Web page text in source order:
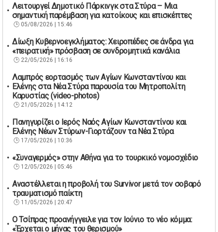
Λειτουργεί Δημοτικό Πάρκινγκ στα Στύρα – Μια
σημαντική παρέμβαση για κατοίκους και επισκέπτες
05/08/2026 | 15:46
Δίωξη Κυβερνοεγκλήματος: Χειροπέδες σε άνδρα για
«πειρατική» πρόσβαση σε συνδρομητικά κανάλια
22/05/2026 | 16:16
Λαμπρός εορτασμός των Αγίων Κωνσταντίνου και
Ελένης στα Νέα Στύρα παρουσία του Μητροπολίτη
Καρυστίας (video-photos)
21/05/2026 | 14:12
Πανηγυρίζει ο Ιερός Ναός Αγίων Κωνσταντίνου και
Ελένης Νέων Στύρων-Γιορτάζουν τα Νέα Στύρα
17/05/2026 | 10:36
«Συναγερμός» στην Αθήνα για το τουρκικό νομοσχέδιο
12/05/2026 | 05:46
Αναστέλλεται η προβολή του Survivor μετά τον σοβαρό
τραυματισμό παίκτη
11/05/2026 | 20:47
Ο Τσίπρας προανήγγειλε για τον Ιούνιο το νέο κόμμα:
«Έρχεται ο μήνας του θερισμού»